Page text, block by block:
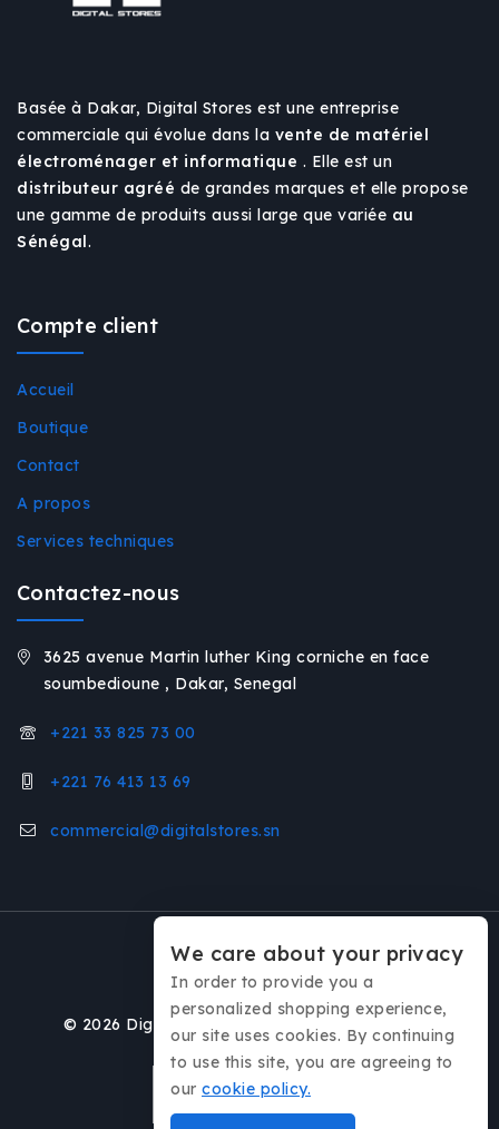
Basée à Dakar, Digital Stores est une entreprise
commerciale qui évolue dans la vente de matériel
électroménager et informatique . Elle est un
distributeur agréé de grandes marques et elle propose
une gamme de produits aussi large que variée au
Sénégal .
Compte client
Accueil
Boutique
Contact
A propos
Services techniques
Contactez-nous
3625 avenue Martin luther King corniche en face
soumbedioune , Dakar, Senegal
+221 33 825 73 00
+221 76 413 13 69
commercial@digitalstores.sn
© 2026 Digital Stores / Réalisé parInterkative
We care about your privacy
In order to provide you a
personalized shopping experience,
our site uses cookies. By continuing
to use this site, you are agreeing to
our cookie policy.